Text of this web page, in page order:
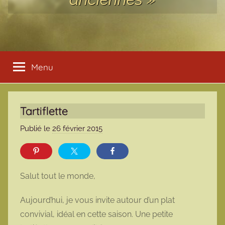
Menu
Tartiflette
Publié le 26 février 2015
a
o
Salut tout le monde,
Aujourd’hui, je vous invite autour d’un plat
convivial, idéal en cette saison. Une petite